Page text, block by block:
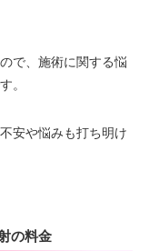
で、施術に関する悩
。
安や悩みも打ち明け
の料金